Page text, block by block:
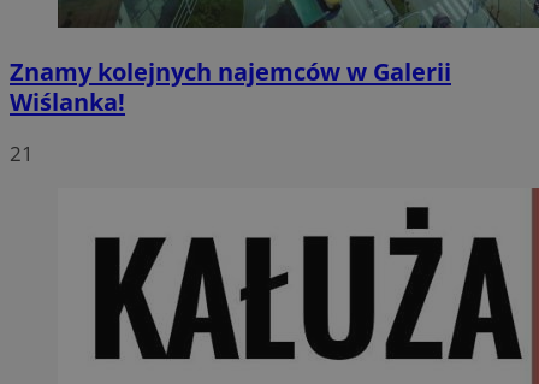
Znamy kolejnych najemców w Galerii
Wiślanka!
21